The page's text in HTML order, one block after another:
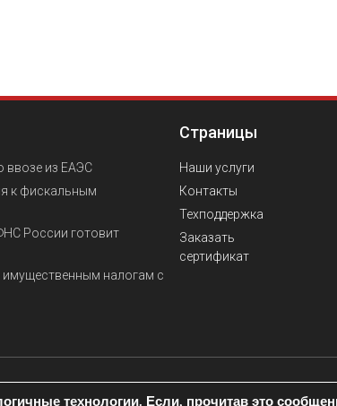
ввозе из ЕАЭС
к фискальным
России готовит
налогам с
Страницы
Наши услуги
Контакты
Техподдержка
Заказать
сертификат
© Все права
технологии. Если, прочитав это